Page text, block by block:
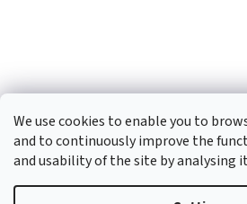
We use cookies to enable you to
and to continuously improve the
and usability of the site by analysing
Created by